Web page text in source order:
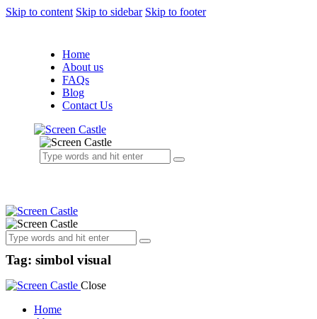
Skip to content Skip to sidebar Skip to footer
Home
About us
FAQs
Blog
Contact Us
Tag: simbol visual
Close
Home